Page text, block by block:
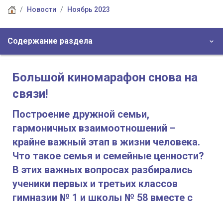
Новости Ноябрь 2023
Содержание раздела
Большой киномарафон снова на
связи!
Построение дружной семьи,
гармоничных взаимоотношений –
крайне важный этап в жизни человека.
Что такое семья и семейные ценности?
В этих важных вопросах разбирались
ученики первых и третьих классов
гимназии № 1 и школы № 58 вместе с